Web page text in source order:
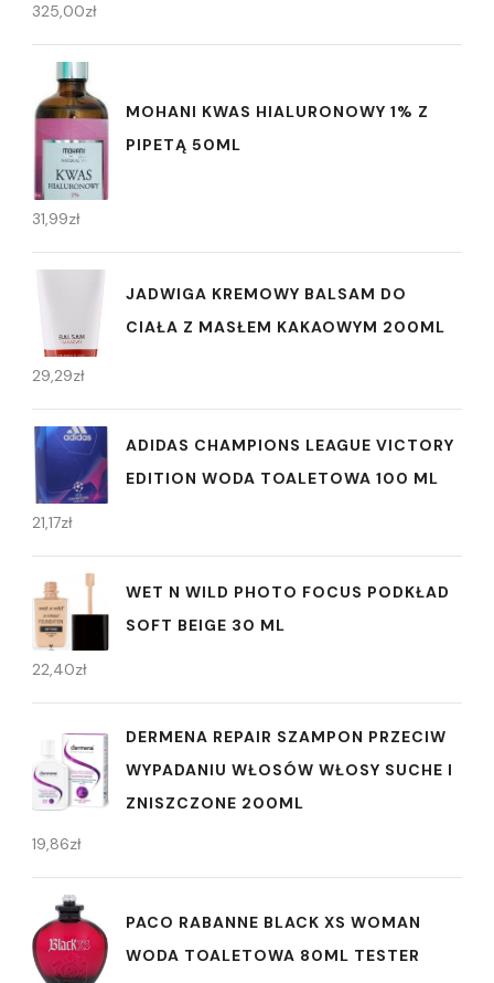
325,00zł
MOHANI KWAS HIALURONOWY 1% Z
PIPETĄ 50ML
31,99zł
JADWIGA KREMOWY BALSAM DO
CIAŁA Z MASŁEM KAKAOWYM 200ML
29,29zł
ADIDAS CHAMPIONS LEAGUE VICTORY
EDITION WODA TOALETOWA 100 ML
21,17zł
WET N WILD PHOTO FOCUS PODKŁAD
SOFT BEIGE 30 ML
22,40zł
DERMENA REPAIR SZAMPON PRZECIW
WYPADANIU WŁOSÓW WŁOSY SUCHE I
ZNISZCZONE 200ML
19,86zł
PACO RABANNE BLACK XS WOMAN
WODA TOALETOWA 80ML TESTER